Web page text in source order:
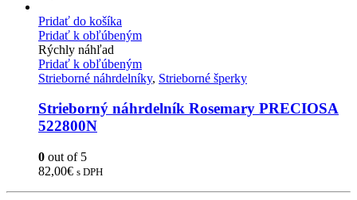
Pridať do košíka
Pridať k obľúbeným
Rýchly náhľad
Pridať k obľúbeným
Strieborné náhrdelníky, Strieborné šperky
Strieborný náhrdelník Rosemary PRECIOSA
522800N
0 out of 5
82,00€ s DPH